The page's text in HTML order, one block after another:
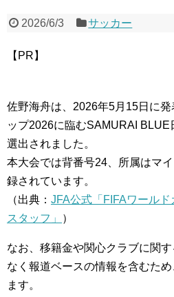
2026/6/3 サッカー
【PR】
佐野海舟は、2026年5月15日に
ップ2026に臨むSAMURAI BLUE
選出されました。
本大会では背番号24、所属はマ
録されています。
（出典： JFA公式「FIFAワール
スタッフ」
）
なお、移籍金や関心クラブに関
なく報道ベースの情報を含むた
ます。